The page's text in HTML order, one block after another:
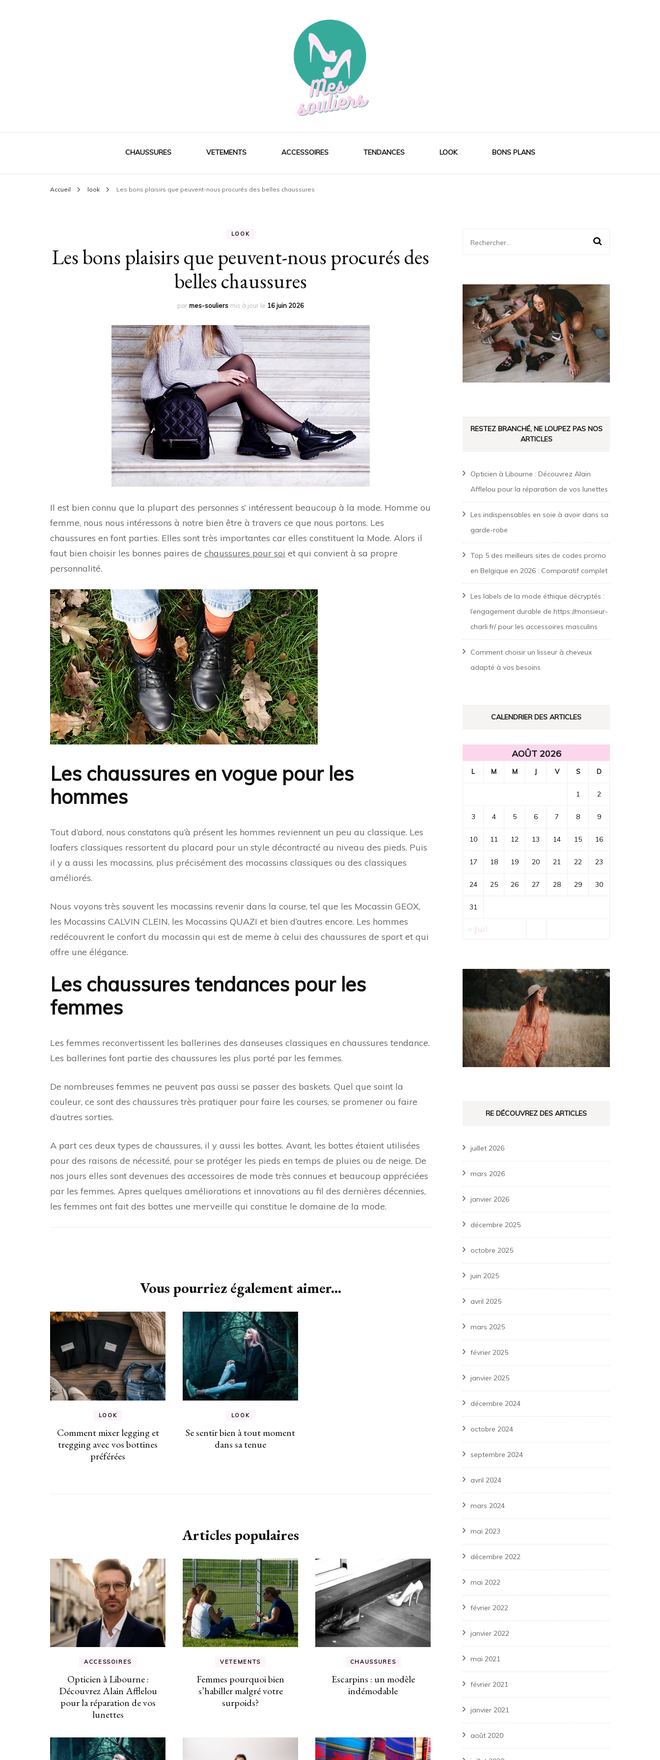
Mes souliers
CHAUSSURES VETEMENTS ACCESSOIRES TENDANCES LOOK BONS PLANS
Accueil look Les bons plaisirs que peuvent-nous procurés des belles chaussures
LOOK
Les bons plaisirs que peuvent-nous procurés des
belles chaussures
parmes-souliers mis à jour le 16 juin 2026
Il est bien connu que la plupart des personnes s’ intéressent beaucoup à la mode. Homme ou
femme, nous nous intéressons à notre bien être à travers ce que nous portons. Les
chaussures en font parties. Elles sont très importantes car elles constituent la Mode. Alors il
faut bien choisir les bonnes paires de chaussures pour soi et qui convient à sa propre
personnalité.
Les chaussures en vogue pour les
hommes
Tout d’abord, nous constatons qu’à présent les hommes reviennent un peu au classique. Les
loafers classiques ressortent du placard pour un style décontracté au niveau des pieds. Puis
il y a aussi les mocassins, plus précisément des mocassins classiques ou des classiques
améliorés.
Nous voyons très souvent les mocassins revenir dans la course, tel que les Mocassin GEOX,
les Mocassins CALVIN CLEIN, les Mocassins QUAZI et bien d’autres encore. Les hommes
redécouvrent le confort du mocassin qui est de meme à celui des chaussures de sport et qui
offre une élégance.
Les chaussures tendances pour les
femmes
Les femmes reconvertissent les ballerines des danseuses classiques en chaussures tendance.
Les ballerines font partie des chaussures les plus porté par les femmes.
De nombreuses femmes ne peuvent pas aussi se passer des baskets. Quel que soint la
couleur, ce sont des chaussures très pratiquer pour faire les courses, se promener ou faire
d’autres sorties.
A part ces deux types de chaussures, il y aussi les bottes. Avant, les bottes étaient utilisées
pour des raisons de nécessité, pour se protéger les pieds en temps de pluies ou de neige. De
nos jours elles sont devenues des accessoires de mode très connues et beaucoup appréciées
par les femmes. Apres quelques améliorations et innovations au fil des dernières décennies,
les femmes ont fait des bottes une merveille qui constitue le domaine de la mode.
Vous pourriez également aimer...
LOOK
Comment mixer legging et
tregging avec vos bottines
préférées
LOOK
Se sentir bien à tout moment
dans sa tenue
Articles populaires
ACCESSOIRES
Opticien à Libourne :
Découvrez Alain Afflelou
pour la réparation de vos
lunettes
VETEMENTS
Femmes pourquoi bien
s’habiller malgré votre
surpoids?
CHAUSSURES
Escarpins : un modèle
indémodable
Rechercher :
RESTEZ BRANCHÉ, NE LOUPEZ PAS NOS
ARTICLES
Opticien à Libourne : Découvrez Alain
Afflelou pour la réparation de vos lunettes
Les indispensables en soie à avoir dans sa
garde-robe
Top 5 des meilleurs sites de codes promo
en Belgique en 2026 : Comparatif complet
Les labels de la mode éthique décryptés :
l’engagement durable de https://monsieur-
charli.fr/ pour les accessoires masculins
Comment choisir un lisseur à cheveux
adapté à vos besoins
CALENDRIER DES ARTICLES
AOÛT 2026
L M M J V S D
1 2
3 4 5 6 7 8 9
10 11 12 13 14 15 16
17 18 19 20 21 22 23
24 25 26 27 28 29 30
31
« Juil
RE DÉCOUVREZ DES ARTICLES
juillet 2026
mars 2026
janvier 2026
décembre 2025
octobre 2025
juin 2025
avril 2025
mars 2025
février 2025
janvier 2025
décembre 2024
octobre 2024
septembre 2024
avril 2024
mars 2024
mai 2023
décembre 2022
mai 2022
février 2022
janvier 2022
mai 2021
février 2021
janvier 2021
août 2020